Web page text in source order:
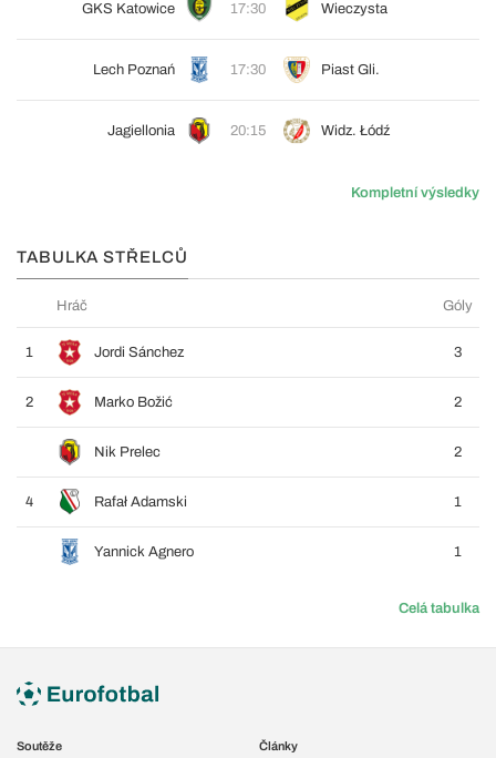
GKS Katowice 17:30 Wieczysta
Lech Poznań 17:30 Piast Gli.
Jagiellonia 20:15 Widz. Łódź
Kompletní výsledky
TABULKA STŘELCŮ
Hráč Góly
1 Jordi Sánchez 3
2 Marko Božić 2
Nik Prelec 2
4 Rafał Adamski 1
Yannick Agnero 1
Celá tabulka
Soutěže
Články